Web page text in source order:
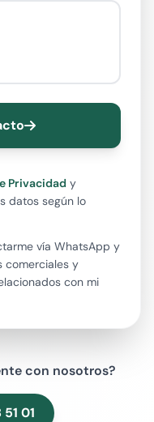
Privacidad y
datos según lo
vía WhatsApp y
comerciales y
con mi
con nosotros?
01